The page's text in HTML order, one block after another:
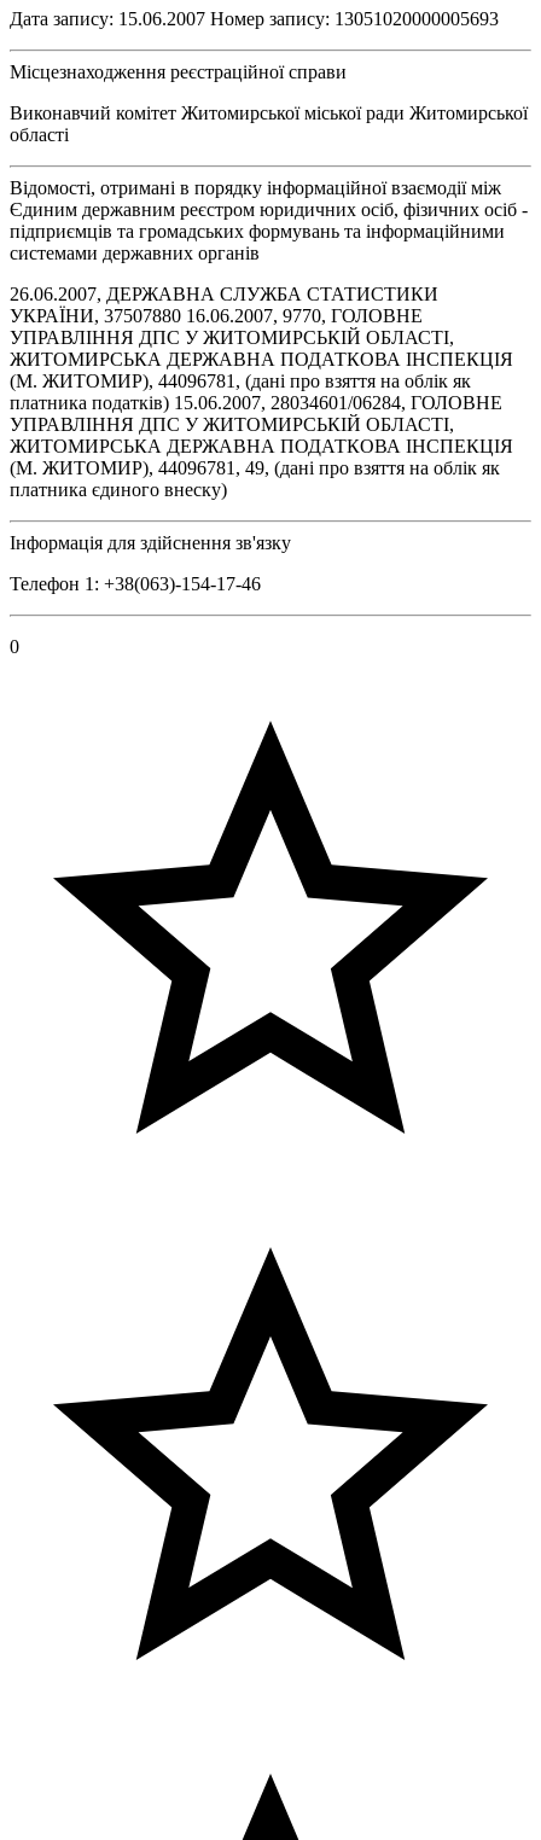
Дата запису: 15.06.2007 Номер запису: 13051020000005693
Місцезнаходження реєстраційної справи
Виконавчий комітет Житомирської міської ради Житомирської
області
Відомості, отримані в порядку інформаційної взаємодії між
Єдиним державним реєстром юридичних осіб, фізичних осіб -
підприємців та громадських формувань та інформаційними
системами державних органів
26.06.2007, ДЕРЖАВНА СЛУЖБА СТАТИСТИКИ
УКРАЇНИ, 37507880 16.06.2007, 9770, ГОЛОВНЕ
УПРАВЛІННЯ ДПС У ЖИТОМИРСЬКІЙ ОБЛАСТІ,
ЖИТОМИРСЬКА ДЕРЖАВНА ПОДАТКОВА ІНСПЕКЦІЯ
(М. ЖИТОМИР), 44096781, (дані про взяття на облік як
платника податків) 15.06.2007, 28034601/06284, ГОЛОВНЕ
УПРАВЛІННЯ ДПС У ЖИТОМИРСЬКІЙ ОБЛАСТІ,
ЖИТОМИРСЬКА ДЕРЖАВНА ПОДАТКОВА ІНСПЕКЦІЯ
(М. ЖИТОМИР), 44096781, 49, (дані про взяття на облік як
платника єдиного внеску)
Інформація для здійснення зв'язку
Телефон 1: +38(063)-154-17-46
0